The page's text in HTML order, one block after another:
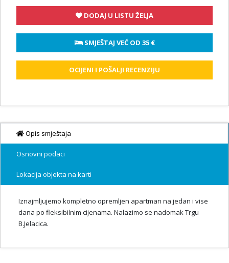
DODAJ U LISTU ŽELJA
SMJEŠTAJ VEĆ OD 35 €
OCIJENI I POŠALJI RECENZIJU
Opis smještaja
Osnovni podaci
Lokacija objekta na karti
Iznajmljujemo kompletno opremljen apartman na jedan i vise
dana po fleksibilnim cijenama. Nalazimo se nadomak Trgu
B.Jelacica.